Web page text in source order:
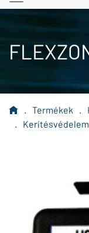
. Termékek .
.
Kerítésvédelem